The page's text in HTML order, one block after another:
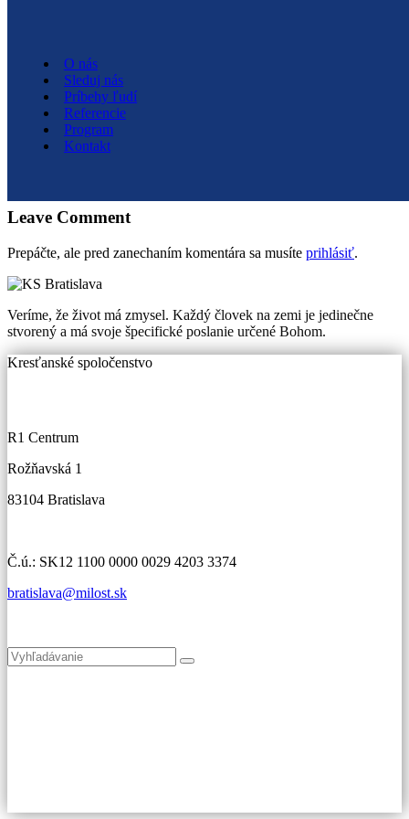
O nás
Sleduj nás
Príbehy ľudí
Referencie
Program
Kontakt
O nás
Sleduj nás
Príbehy ľudí
Referencie
Program
Kontakt
Leave Comment
Prepáčte, ale pred zanechaním komentára sa musíte prihlásiť.
Veríme, že život má zmysel. Každý človek na zemi je jedinečne
stvorený a má svoje špecifické poslanie určené Bohom.
Kresťanské spoločenstvo
R1 Centrum
Rožňavská 1
83104 Bratislava
Č.ú.: SK12 1100 0000 0029 4203 3374
bratislava@milost.sk